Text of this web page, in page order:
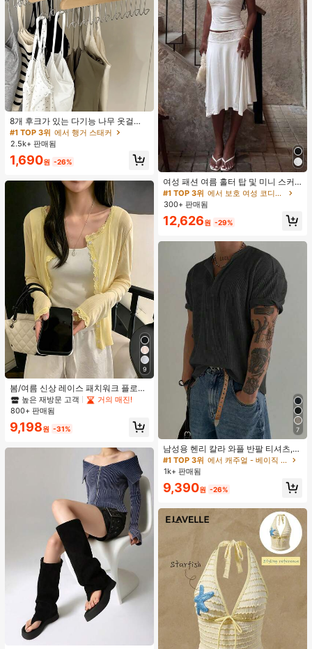
8개 후크가 있는 다기능 나무 옷걸이
360도 회전 옷장 수납 후크 랙 상의
조끼 및 의류용 공간 절약 정리대
#1 TOP 3위 에서 행거 스태커
2.5k+ 판매됨
1,690원 -26%
9
봄/여름 신상 레이스 패치워크 플로럴
트림 소프트 니트 가디건 경량 재킷 탑
여성용, 코티지코어 옐로우
높은 재방문 고객
거의 매진!
800+ 판매됨
9,198원 -31%
#1 TOP 3위
여성 패션 여름 홀터 탑 및 미니 스커
트 세트, 저녁 데이트, 연회, 파티에 적
합, 화이트 우아한, 데이트 나이트
#1 TOP 3위
에서 보호 여성 코디네이터
300+ 판매됨
12,626원 -29%
7
남성용 헨리 칼라 와플 반팔 티셔츠,
가볍고 통기성이 좋은 기본 티, 미국
미니멀리스트 스타일, 모든 계절에 적
#1 TOP 3위
에서 캐주얼 - 베이직 남성 상의
1k+ 판매됨
9,390원 -26%